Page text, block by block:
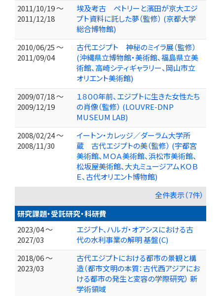
2011/10/19 ～
2011/12/18
埃及考古 ペトリーと濱田が京大エジ
プト資料に託した夢（監修） (京都大学
総合博物館)
2010/06/25 ～
2011/09/04
古代エジプト 神秘のミイラ展（監修）
(沖縄県立博物館・美術館、福島県立美
術館、高崎シティギャラリー、岡山市立
オリエント美術館)
2009/07/18 ～
2009/12/19
１８００年前、エジプトに生きた女性たち
の肖像（監修） (LOUVRE-DNP
MUSEUM LAB)
2008/02/24 ～
2008/11/30
イートン・カレッジ／ダーラム大学所
蔵 古代エジプトの美（監修） (宇都宮
美術館、ＭＯＡ美術館、浜松市美術館、
松坂屋美術館、大丸ミュージアムＫＯＢ
Ｅ、古代オリエント博物館)
全件表示（7件）
研究課題・受託研究・科研費
2023/04 ～
2027/03
エジプト、ハルガ・オアシスにおける古
代の水利事業の解明 基盤(C)
2018/06 ～
2023/03
古代エジプトにおける都市の景観と構
造（都市文明の本質：古代西アジアにお
ける都市の発生と変容の学際研究） 新
学術領域